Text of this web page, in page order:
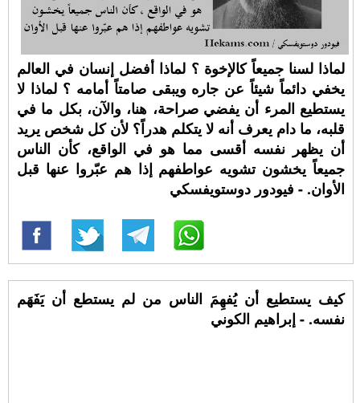
لماذا لسنا جميعاً كالإخوة ؟ لماذا أفضل إنسان في العالم
يخفي دائماً شيئاً عن جاره ويبقى صامتاً أمامه ؟ لماذا لا
يستطيع المرء أن يفضي صراحة، هنا، والآن، بكل ما في
قلبه، ما دام يعرف أنه لا يتكلم هدراً؟ لأن كل شخص يريد
أن يظهر نفسه أقسى مما هو في الواقع، كأن الناس
جميعاً يخشون تشويه عواطفهم إذا هم عبّروا عنها قبل
الأوان. - فيودور دوستويفسكي
كيف يستطيع أن يُفهِمَ الناس من لم يستطع أن يَفَهَم
نفسه. - إبراهيم الكوني